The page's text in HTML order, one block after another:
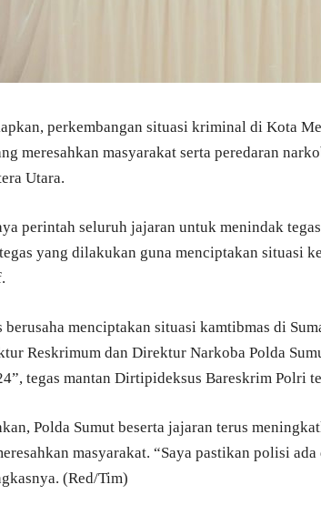
perkembangan situasi kriminal di Kota
meresahkan masyarakat serta peredaran
Utara.
perintah seluruh jajaran untuk menindak
yang dilakukan guna menciptakan situasi
berusaha menciptakan situasi kamtibmas di
Reskrimum dan Direktur Narkoba Polda
tegas mantan Dirtipideksus Bareskrim Polri
Polda Sumut beserta jajaran terus
masyarakat. “Saya pastikan polisi
(Red/Tim)